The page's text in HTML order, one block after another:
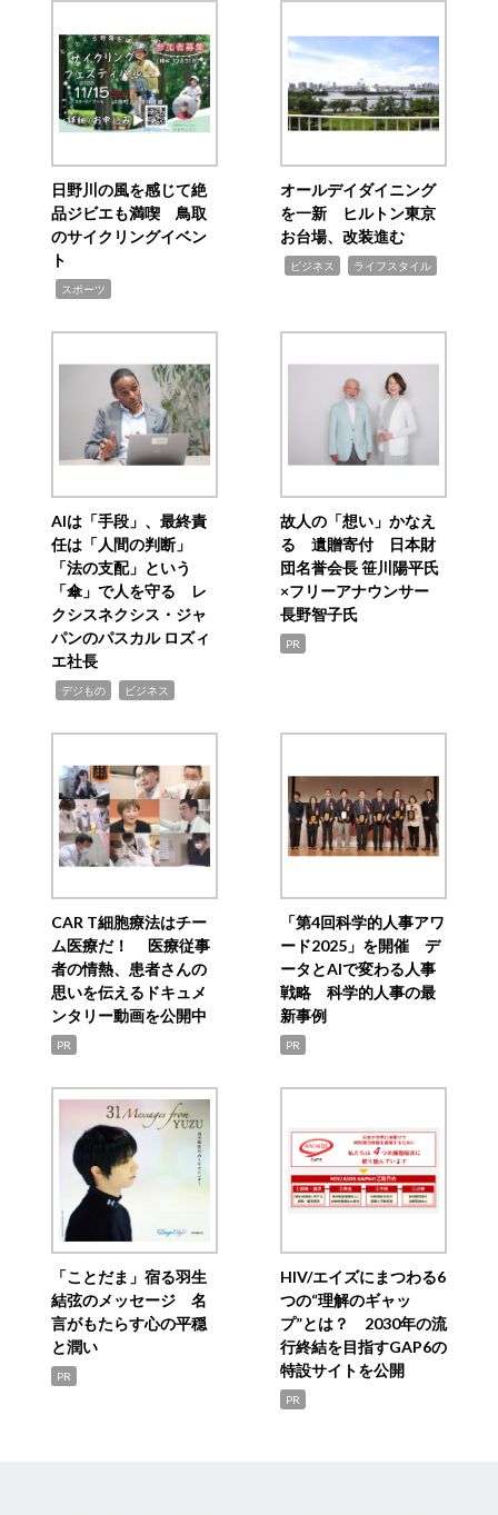
日野川の風を感じて絶
品ジビエも満喫 鳥取
のサイクリングイベン
ト
スポーツ
オールデイダイニング
を一新 ヒルトン東京
お台場、改装進む
ビジネス ライフスタイル
AIは「手段」、最終責
任は「人間の判断」
「法の支配」という
「傘」で人を守る レ
クシスネクシス・ジャ
パンのパスカル ロズィ
エ社長
デジもの ビジネス
故人の「想い」かなえ
る 遺贈寄付 日本財
団名誉会長 笹川陽平氏
×フリーアナウンサー
長野智子氏
PR
CAR T細胞療法はチー
ム医療だ！ 医療従事
者の情熱、患者さんの
思いを伝えるドキュメ
ンタリー動画を公開中
PR
「第4回科学的人事アワ
ード2025」を開催 デ
ータとAIで変わる人事
戦略 科学的人事の最
新事例
PR
「ことだま」宿る羽生
結弦のメッセージ 名
言がもたらす心の平穏
と潤い
PR
HIV/エイズにまつわる6
つの“理解のギャッ
プ”とは？ 2030年の流
行終結を目指すGAP6の
特設サイトを公開
PR